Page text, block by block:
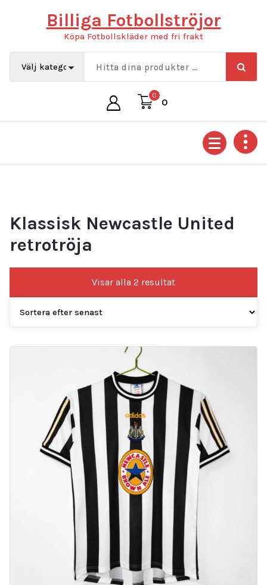
Billiga Fotbollströjor
Köpa Fotbollskläder med fri frakt
0
0
Klassisk Newcastle United
retrotröja
Visar alla 2 resultatSortera
efter